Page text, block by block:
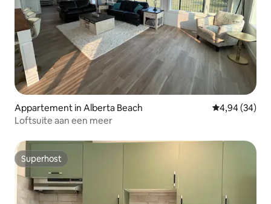
Appartement in Alberta Beach Gemiddelde
4,94 (34)
Loftsuite aan een meer
Superhost
Superhost